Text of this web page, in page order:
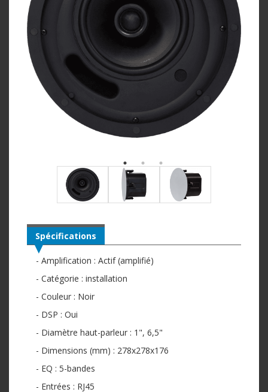
Spécifications
- Amplification : Actif (amplifié)
- Catégorie : installation
- Couleur : Noir
- DSP : Oui
- Diamètre haut-parleur : 1", 6,5"
- Dimensions (mm) : 278x278x176
- EQ : 5-bandes
- Entrées : RJ45